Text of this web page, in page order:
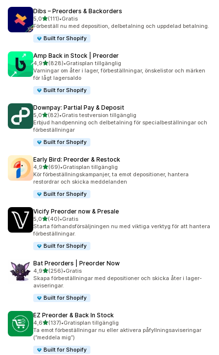
Dibs – Preorders & Backorders
5,0av 5 stjärnor
(111)
111 recensioner totalt
•Gratis
Förbeställ nu med deposition, delbetalning och uppdelad betalning.
Built for Shopify
Amp Back in Stock | Preorder
4,9av 5 stjärnor
(828)
828 recensioner totalt
•Gratisplan tillgänglig
Varningar om åter i lager, förbeställningar, önskelistor och märken
för lågt lagersaldo
Built for Shopify
Downpay: Partial Pay & Deposit
5,0av 5 stjärnor
(82)
82 recensioner totalt
•Gratis testversion tillgänglig
Erbjud handpenning och delbetalning för specialbeställningar och
förbeställningar
Built for Shopify
Early Bird: Preorder & Restock
4,9av 5 stjärnor
(69)
69 recensioner totalt
•Gratisplan tillgänglig
Kör förbeställningskampanjer, ta emot depositioner, hantera
restordrar och skicka meddelanden
Built for Shopify
Vicify Preorder now & Presale
5,0av 5 stjärnor
(40)
40 recensioner totalt
•Gratis
Starta förhandsförsäljningen nu med viktiga verktyg för att hantera
förbeställningar.
Built for Shopify
Bat Preorders | Preorder Now
4,9av 5 stjärnor
(256)
256 recensioner totalt
•Gratis
Skapa förbeställningar med depositioner och skicka åter i lager-
aviseringar.
Built for Shopify
EZ Preorder & Back In Stock
4,6av 5 stjärnor
(137)
137 recensioner totalt
•Gratisplan tillgänglig
Ta emot förbeställningar nu eller aktivera påfyllningsaviseringar
(”meddela mig”)
Built for Shopify